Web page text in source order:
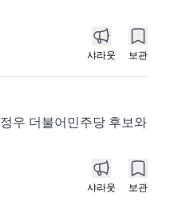
샤라웃 보관
우 더불어민주당 후보와
샤라웃 보관